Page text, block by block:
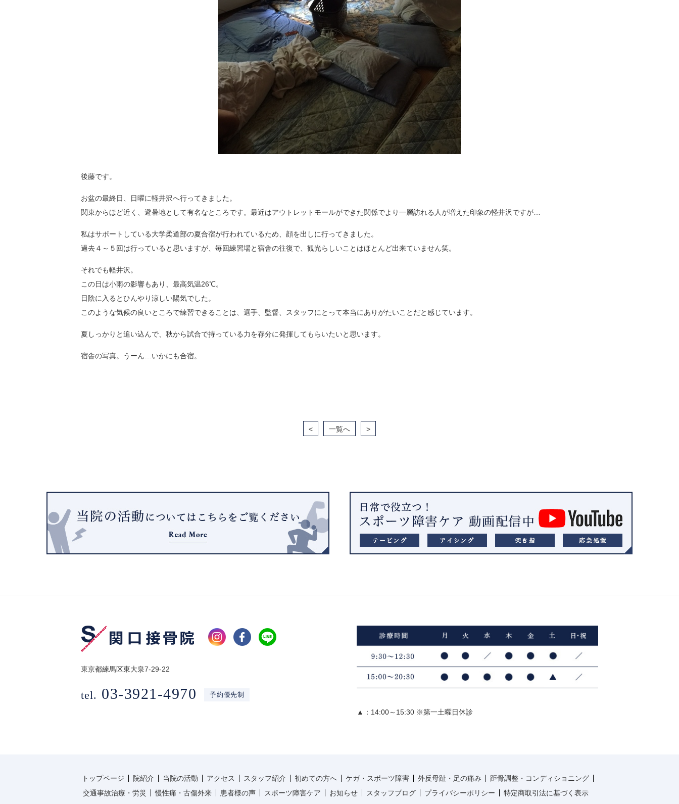
後藤です。
お盆の最終日、日曜に軽井沢へ行ってきました。
関東からほど近く、避暑地として有名なところです。最近はアウトレットモールができた関係でより一層訪れる人が増えた印象の軽井沢ですが…
私はサポートしている大学柔道部の夏合宿が行われているため、顔を出しに行ってきました。
過去４～５回は行っていると思いますが、毎回練習場と宿舎の往復で、観光らしいことはほとんど出来ていません笑。
それでも軽井沢。
この日は小雨の影響もあり、最高気温26℃。
日陰に入るとひんやり涼しい陽気でした。
このような気候の良いところで練習できることは、選手、監督、スタッフにとって本当にありがたいことだと感じています。
夏しっかりと追い込んで、秋から試合で持っている力を存分に発揮してもらいたいと思います。
宿舎の写真。うーん…いかにも合宿。
< 一覧へ >
東京都練馬区東大泉7-29-22
tel. 03-3921-4970 予約優先制
▲：14:00～15:30 ※第一土曜日休診
トップページ 院紹介 当院の活動 アクセス スタッフ紹介 初めての方へ ケガ・スポーツ障害 外反母趾・足の痛み
距骨調整・コンディショニング
交通事故治療・労災
慢性痛・古傷外来 患者様の声 スポーツ障害ケア お知らせ スタッフブログ プライバシーポリシー 特定商取引法に基づく表示